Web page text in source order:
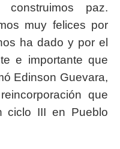
paz.
muy felices por
ha dado y por el
e importante que
Edinson Guevara,
que
ciclo III en Pueblo